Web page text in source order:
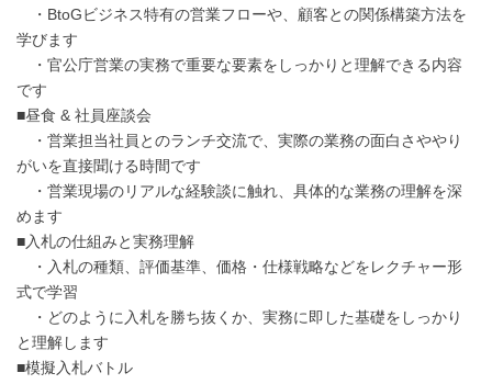
・BtoGビジネス特有の営業フローや、顧客との関係構築方法を
学びます
・官公庁営業の実務で重要な要素をしっかりと理解できる内容
です
■昼食 & 社員座談会
・営業担当社員とのランチ交流で、実際の業務の面白さややり
がいを直接聞ける時間です
・営業現場のリアルな経験談に触れ、具体的な業務の理解を深
めます
■入札の仕組みと実務理解
・入札の種類、評価基準、価格・仕様戦略などをレクチャー形
式で学習
・どのように入札を勝ち抜くか、実務に即した基礎をしっかり
と理解します
■模擬入札バトル